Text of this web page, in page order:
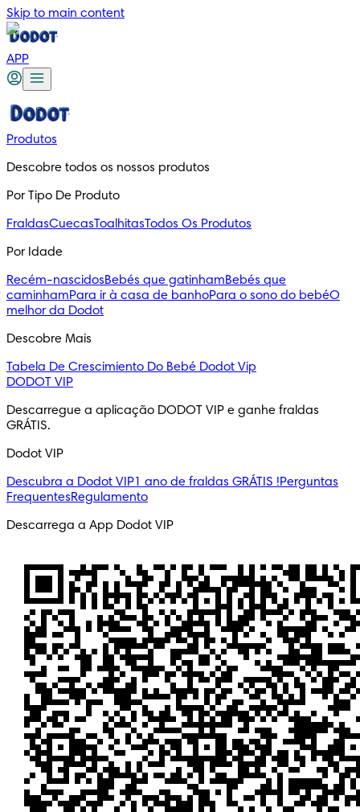
Skip to main content
APP
Produtos
Descobre todos os nossos produtos
Por Tipo De Produto
FraldasCuecasToalhitasTodos Os Produtos
Por Idade
Recém-nascidosBebés que gatinhamBebés que
caminhamPara ir à casa de banhoPara o sono do bebéO
melhor da Dodot
Descobre Mais
Tabela De Crescimiento Do Bebé Dodot Vip
DODOT VIP
Descarregue a aplicação DODOT VIP e ganhe fraldas
GRÁTIS.
Dodot VIP
Descubra a Dodot VIP1 ano de fraldas GRÁTIS !Perguntas
FrequentesRegulamento
Descarrega a App Dodot VIP